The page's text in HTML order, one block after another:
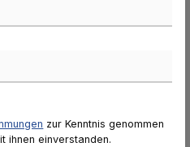
zur Kenntnis genommen
ihnen einverstanden.